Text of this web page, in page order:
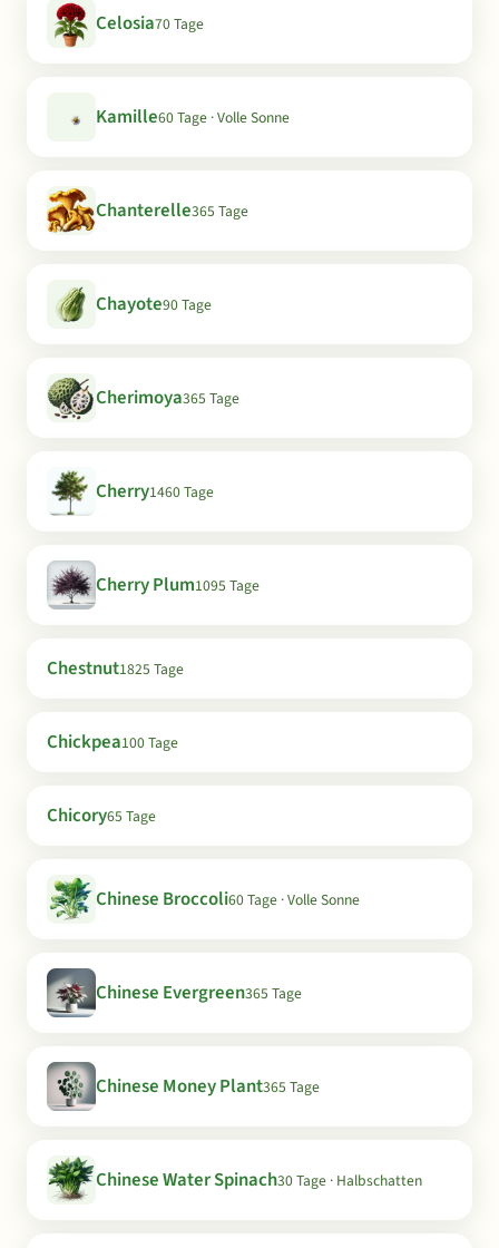
Celosia70 Tage
Kamille60 Tage · Volle Sonne
Chanterelle365 Tage
Chayote90 Tage
Cherimoya365 Tage
Cherry1460 Tage
Cherry Plum1095 Tage
Chestnut1825 Tage
Chickpea100 Tage
Chicory65 Tage
Chinese Broccoli60 Tage · Volle Sonne
Chinese Evergreen365 Tage
Chinese Money Plant365 Tage
Chinese Water Spinach30 Tage · Halbschatten